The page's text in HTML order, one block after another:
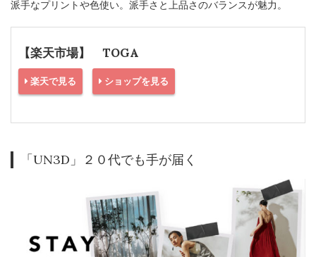
派手なプリントや色使い。派手さと上品さのバランスが魅力。
【楽天市場】 TOGA
楽天で見る ショップを見る
「UN3D」２０代でも手が届く